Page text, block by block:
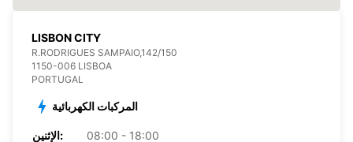
LISBON CITY
R.RODRIGUES SAMPAIO,142/150
1150-006 LISBOA
PORTUGAL
المركبات الكهربائية
الإثنين:
08:00 - 18:00